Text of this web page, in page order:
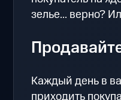
зелье... верно?
Каждый день в
приходить